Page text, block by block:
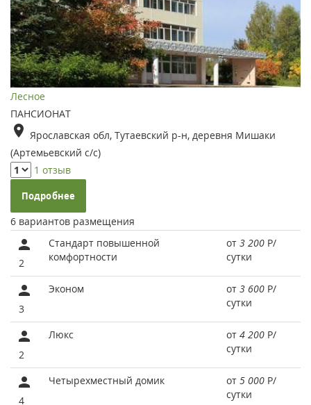
Лесное
ПАНСИОНАТ
Ярославская обл, Тутаевский р-н, деревня Мишаки
(Артемьевский с/с)
1 отзыв
Подробнее
6 вариантов размещения
2
Стандарт повышенной
комфортности
от 3 200 Р/
сутки
3
Эконом от 3 600 Р/
сутки
2
Люкс от 4 200 Р/
сутки
4
Четырехместный домик от 5 000 Р/
сутки